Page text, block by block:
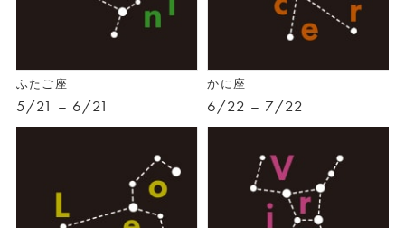
ふたご座
5/21 – 6/21
かに座
6/22 – 7/22